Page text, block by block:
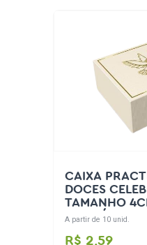
CAIXA
DOCES CELEBRAR
TAMANHO
CONTÉM 10
A partir de 10 unid.
R$ 2,59